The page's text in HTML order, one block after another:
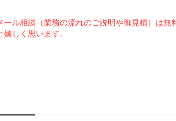
ル相談（業務の流れのご説明や御見積）は
しく思います。